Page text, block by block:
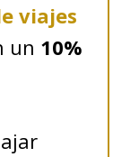
viajes
un 10%